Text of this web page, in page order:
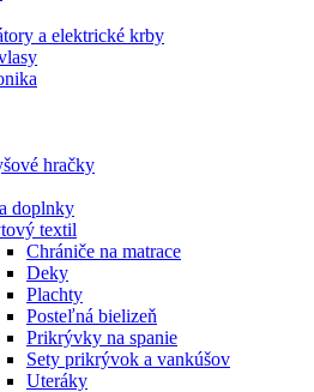
a elektrické krby
hračky
doplnky
textil
Chrániče na matrace
Deky
Plachty
Posteľná bielizeň
Prikrývky na spanie
Sety prikrývok a vankúšov
Uteráky